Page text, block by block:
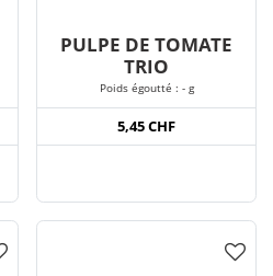
PULPE DE TOMATE
TRIO
Poids égoutté : - g
5,45 CHF